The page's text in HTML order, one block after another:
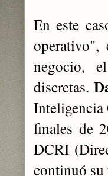
En este
negocio,
discretas.
Inteligencia
finales de
DCRI
continuó su